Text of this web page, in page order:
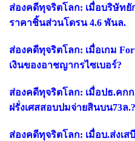
ส่องคดีทุจริตโลก: เมื่อบริษัท
ราคาชิ้นส่วนโดรน 4.6 พันล.
ส่องคดีทุจริตโลก: เมื่อเกม
เงินของอาชญากรไซเบอร์?
ส่องคดีทุจริตโลก: เมื่อปธ.ค
ฝรั่งเศสสอบปมจ่ายสินบน73ล.?
ส่องคดีทุจริตโลก: เมื่อบ.ส่งเ